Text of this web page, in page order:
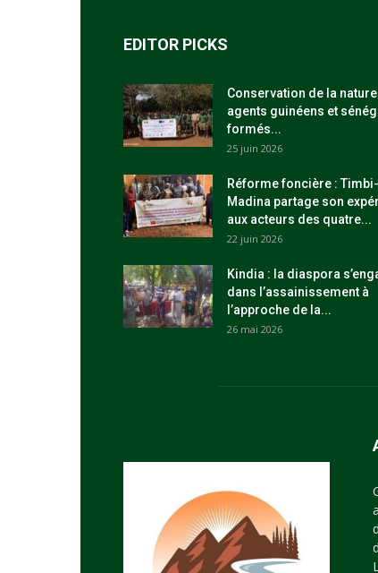
EDITOR PICKS
Conservation de la nature
agents guinéens et
formés...
25 juin 2026
Réforme foncière : Timbi-
Madina partage son
aux acteurs des quatre...
22 juin 2026
Kindia : la diaspora
dans l’assainissement à
l’approche de la...
26 mai 2026